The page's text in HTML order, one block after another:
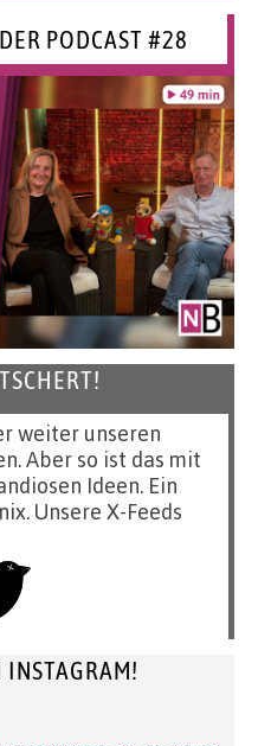
PODCAST #28
weiter unseren
Aber so ist das mit
Ideen. Ein
Unsere X-Feeds
INSTAGRAM!